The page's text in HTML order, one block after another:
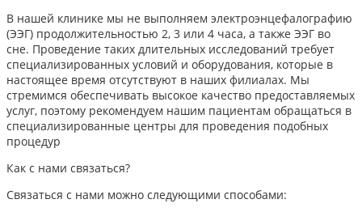
В нашей клинике мы не выполняем электроэнцефалографию
(ЭЭГ) продолжительностью 2, 3 или 4 часа, а также ЭЭГ во
сне. Проведение таких длительных исследований требует
специализированных условий и оборудования, которые в
настоящее время отсутствуют в наших филиалах. Мы
стремимся обеспечивать высокое качество предоставляемых
услуг, поэтому рекомендуем нашим пациентам обращаться в
специализированные центры для проведения подобных
процедур
Как с нами связаться?
Связаться с нами можно следующими способами:​